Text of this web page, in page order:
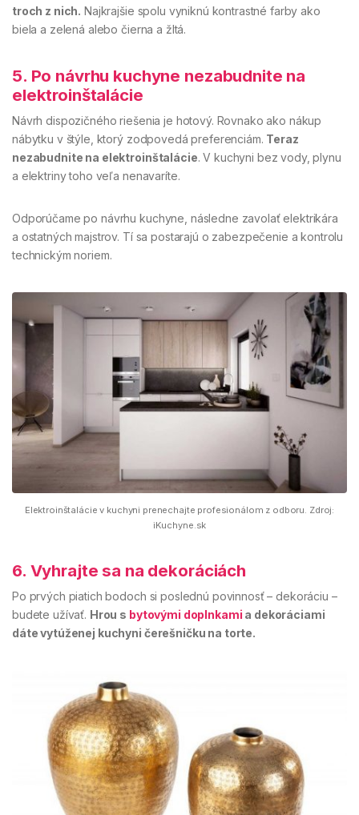
troch z nich. Najkrajšie spolu vyniknú kontrastné farby ako
biela a zelená alebo čierna a žltá.
5. Po návrhu kuchyne nezabudnite na
elektroinštalácie
Návrh dispozičného riešenia je hotový. Rovnako ako nákup
nábytku v štýle, ktorý zodpovedá preferenciám. Teraz
nezabudnite na elektroinštalácie. V kuchyni bez vody, plynu
a elektriny toho veľa nenavaríte.
Odporúčame po návrhu kuchyne, následne zavolať elektrikára
a ostatných majstrov. Tí sa postarajú o zabezpečenie a kontrolu
technickým noriem.
Elektroinštalácie v kuchyni prenechajte profesionálom z odboru. Zdroj:
iKuchyne.sk
6. Vyhrajte sa na dekoráciách
Po prvých piatich bodoch si poslednú povinnosť – dekoráciu –
budete užívať. Hrou s bytovými doplnkami a dekoráciami
dáte vytúženej kuchyni čerešničku na torte.